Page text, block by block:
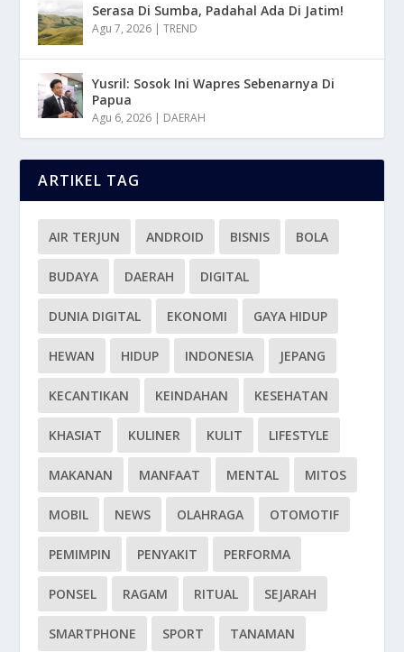
Serasa Di Sumba, Padahal Ada Di Jatim!
Agu 7, 2026 |TREND
Yusril: Sosok Ini Wapres Sebenarnya Di
Papua
Agu 6, 2026 | DAERAH
ARTIKEL TAG
AIR TERJUN ANDROID BISNIS BOLA
BUDAYA DAERAH DIGITAL
DUNIA DIGITAL EKONOMI GAYA HIDUP
HEWAN HIDUP INDONESIA JEPANG
KECANTIKAN KEINDAHAN KESEHATAN
KHASIAT KULINER KULIT LIFESTYLE
MAKANAN MANFAAT MENTAL MITOS
MOBIL NEWS OLAHRAGA OTOMOTIF
PEMIMPIN PENYAKIT PERFORMA
PONSEL RAGAM RITUAL SEJARAH
SMARTPHONE SPORT TANAMAN